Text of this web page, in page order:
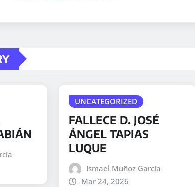
UNCATEGORIZED
FALLECE D. JOSÉ
ÁNGEL TAPIAS
LUQUE
Ismael Muñoz Garcia
Mar 24, 2026